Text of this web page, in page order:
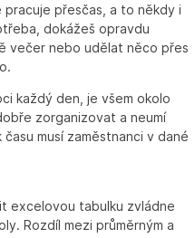
přesčas, a to někdy i
dokážeš opravdu
večer nebo udělat něco přes
každý den, je všem okolo
zorganizovat a neumí
musí zaměstnanci v dané
excelovou tabulku zvládne
Rozdíl mezi průměrným a